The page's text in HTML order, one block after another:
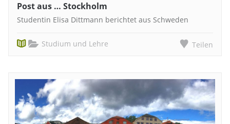
Post aus … Stockholm
Studentin Elisa Dittmann berichtet aus Schweden
Studium und Lehre Teilen